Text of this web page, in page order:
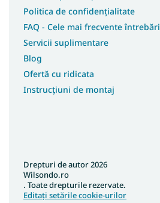
Politica de confidențialitate
FAQ - Cele mai frecvente întrebări
Servicii suplimentare
Blog
Ofertă cu ridicata
Instrucțiuni de montaj
Drepturi de autor 2026
Wilsondo.ro
. Toate drepturile rezervate.
Editați setările cookie-urilor